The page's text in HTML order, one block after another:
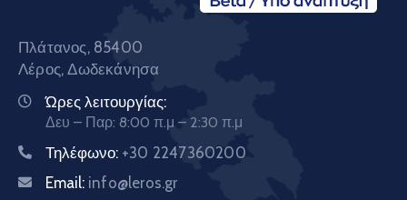
Πλάτανος, 85400
Λέρος, Δωδεκάνησα
Ώρες λειτουργίας:
Δευ – Παρ: 8:00 π.μ – 2:30 π.μ
Τηλέφωνο: +30 2247360200
Email: info@leros.gr